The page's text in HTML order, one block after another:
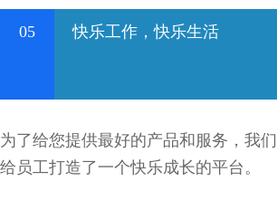
05 快乐工作，快乐生活
为了给您提供最好的产品和服务，我们
给员工打造了一个快乐成长的平台。